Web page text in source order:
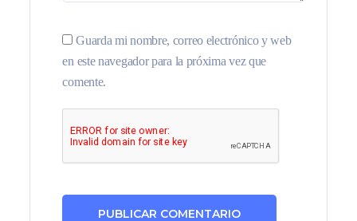
Guarda mi nombre, correo electrónico y web
en este navegador para la próxima vez que
comente.